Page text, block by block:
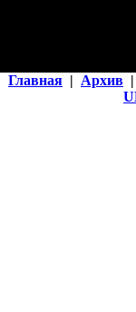
Главная | Архив |